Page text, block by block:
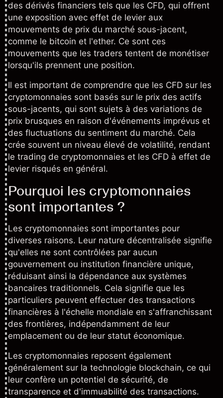
des dérivés financiers tels que les CFD, qui offrent
une exposition avec effet de levier aux
mouvements de prix du marché sous-jacent,
comme le bitcoin et l'ether. Ce sont ces
mouvements que les traders tentent de monétiser
lorsqu'ils prennent une position.
Il est important de comprendre que les CFD sur les
cryptomonnaies sont basés sur le prix des actifs
sous-jacents, qui sont sujets à des variations de
prix brusques en raison d'événements imprévus et
des fluctuations du sentiment du marché. Cela
crée souvent un niveau élevé de volatilité, rendant
le trading de cryptomonnaies et les CFD à effet de
levier risqués en général.
Pourquoi les cryptomonnaies
sont importantes ?
Les cryptomonnaies sont importantes pour
diverses raisons. Leur nature décentralisée signifie
qu'elles ne sont contrôlées par aucun
gouvernement ou institution financière unique,
réduisant ainsi la dépendance aux systèmes
bancaires traditionnels. Cela signifie que les
particuliers peuvent effectuer des transactions
financières à l'échelle mondiale en s'affranchissant
des frontières, indépendamment de leur
emplacement ou de leur statut économique.
Les cryptomonnaies reposent également
généralement sur la technologie blockchain, ce qui
leur confère un potentiel de sécurité, de
transparence et d'immuabilité des transactions.